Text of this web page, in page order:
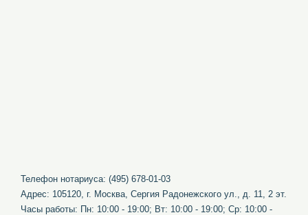
Телефон нотариуса: (495) 678-01-03
Адрес: 105120, г. Москва, Сергия Радонежского ул., д. 11, 2 эт.
Часы работы: Пн: 10:00 - 19:00; Вт: 10:00 - 19:00; Ср: 10:00 -